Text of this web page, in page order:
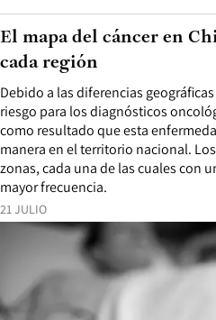
21 JULIO
Debido a las diferencias
riesgo para los diagnósticos
como resultado que esta
manera en el territorio nacional.
zonas, cada una de las cuales con
mayor frecuencia.
El mapa del cáncer en
cada región